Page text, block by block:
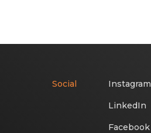
Social Instagram
LinkedIn
Facebook